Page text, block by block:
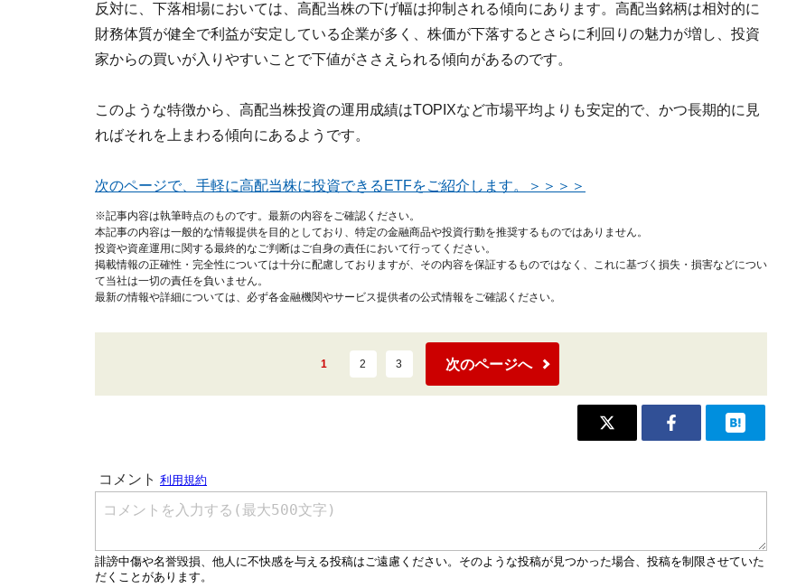
反対に、下落相場においては、高配当株の下げ幅は抑制される傾向にあります。高配当銘柄は相対的に
財務体質が健全で利益が安定している企業が多く、株価が下落するとさらに利回りの魅力が増し、投資
家からの買いが入りやすいことで下値がささえられる傾向があるのです。
このような特徴から、高配当株投資の運用成績はTOPIXなど市場平均よりも安定的で、かつ長期的に見
ればそれを上まわる傾向にあるようです。
次のページで、手軽に高配当株に投資できるETFをご紹介します。＞＞＞＞
※記事内容は執筆時点のものです。最新の内容をご確認ください。
本記事の内容は一般的な情報提供を目的としており、特定の金融商品や投資行動を推奨するものではありません。
投資や資産運用に関する最終的なご判断はご自身の責任において行ってください。
掲載情報の正確性・完全性については十分に配慮しておりますが、その内容を保証するものではなく、これに基づく損失・損害などについ
て当社は一切の責任を負いません。
最新の情報や詳細については、必ず各金融機関やサービス提供者の公式情報をご確認ください。
1 2 3 次のページへ